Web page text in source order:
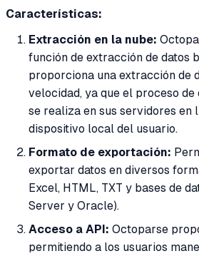
Características:
Extracción en la nube:
función de extracción de datos
proporciona una extracción de
velocidad, ya que el proceso
se realiza en sus servidores en
dispositivo local del usuario.
Formato de exportación:
exportar datos en diversos
Excel, HTML, TXT y bases de
Server y Oracle).
Acceso a API: Octoparse
permitiendo a los usuarios